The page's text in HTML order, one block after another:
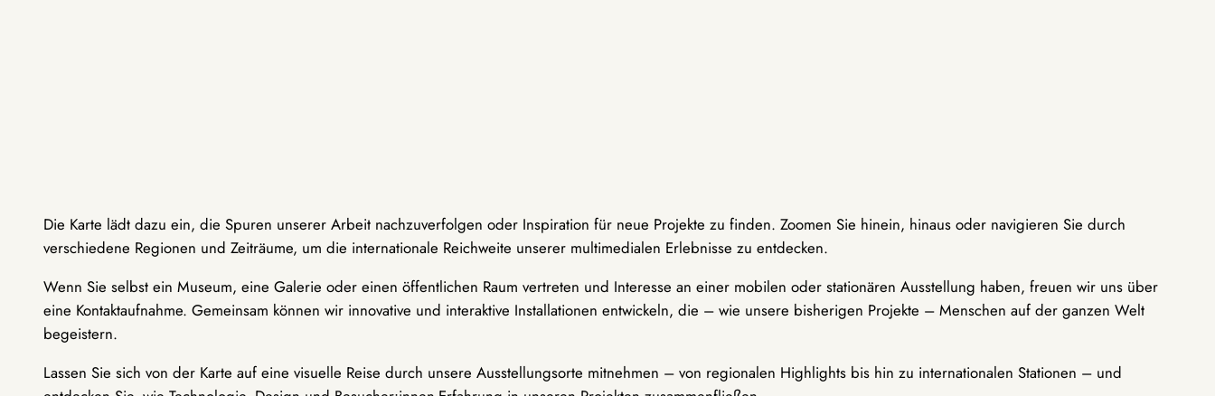
Die Karte lädt dazu ein, die Spuren unserer Arbeit nachzuverfolgen oder Inspiration für neue Projekte zu finden. Zoomen Sie hinein, hinaus oder navigieren Sie durch
verschiedene Regionen und Zeiträume, um die internationale Reichweite unserer multimedialen Erlebnisse zu entdecken.
Wenn Sie selbst ein Museum, eine Galerie oder einen öffentlichen Raum vertreten und Interesse an einer mobilen oder stationären Ausstellung haben, freuen wir uns über
eine Kontaktaufnahme. Gemeinsam können wir innovative und interaktive Installationen entwickeln, die – wie unsere bisherigen Projekte – Menschen auf der ganzen Welt
begeistern.
Lassen Sie sich von der Karte auf eine visuelle Reise durch unsere Ausstellungsorte mitnehmen – von regionalen Highlights bis hin zu internationalen Stationen – und